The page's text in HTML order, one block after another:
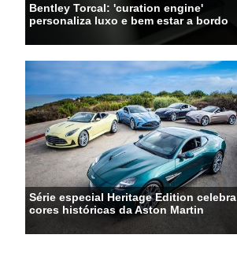
Bentley Torcal: 'curation engine'
personaliza luxo e bem estar a bordo
Série especial Heritage Edition celebra
cores históricas da Aston Martin